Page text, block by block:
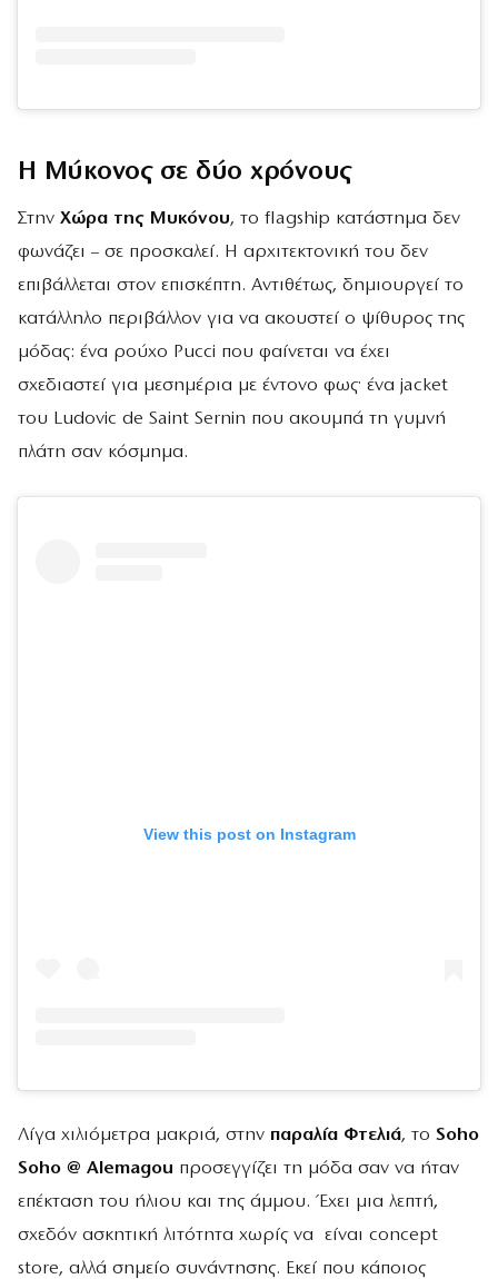
Η Μύκονος σε δύο χρόνους
Στην Χώρα της Μυκόνου, το flagship κατάστημα δεν
φωνάζει – σε προσκαλεί. Η αρχιτεκτονική του δεν
επιβάλλεται στον επισκέπτη. Αντιθέτως, δημιουργεί το
κατάλληλο περιβάλλον για να ακουστεί ο ψίθυρος της
μόδας: ένα ρούχο Pucci που φαίνεται να έχει
σχεδιαστεί για μεσημέρια με έντονο φως· ένα jacket
του Ludovic de Saint Sernin που ακουμπά τη γυμνή
πλάτη σαν κόσμημα.
View this post on Instagram
Λίγα χιλιόμετρα μακριά, στην παραλία Φτελιά, το Soho
Soho @ Alemagou προσεγγίζει τη μόδα σαν να ήταν
επέκταση του ήλιου και της άμμου. Έχει μια λεπτή,
σχεδόν ασκητική λιτότητα χωρίς να είναι concept
store, αλλά σημείο συνάντησης. Εκεί που κάποιος